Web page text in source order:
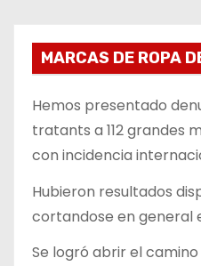
MARCAS DE ROPA
Hemos presentado
tratants a 112 grandes
con incidencia
Hubieron resultados
cortandose en general
Se logró abrir el